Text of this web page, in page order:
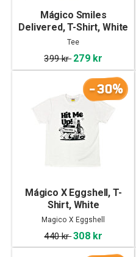
Mágico Smiles
Delivered, T-Shirt, White
Tee
399 kr 279 kr
-30%
Mágico X Eggshell, T-
Shirt, White
Magico X Eggshell
440 kr308 kr